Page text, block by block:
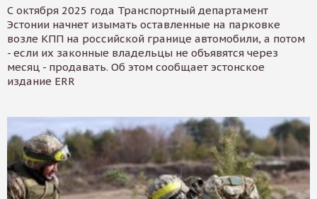
С октября 2025 года Транспортный департамент
Эстонии начнет изымать оставленные на парковке
возле КПП на российской границе автомобили, а потом
- если их законные владельцы не объявятся через
месяц - продавать. Об этом сообщает эстонское
издание ERR